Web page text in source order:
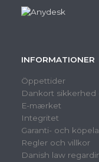
INFORMATIONER
Öppettider
Dankort
E-mærket
Integritet
Garanti- och
Regler och villkor
Danish law